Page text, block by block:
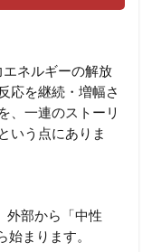
ネルギーの解放
応を継続・増幅さ
、一連のストーリ
いう点にありま
外部から「中性
まります。